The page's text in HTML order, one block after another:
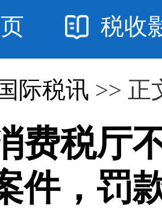
税收
际税讯 >> 正
费税厅
件，罚